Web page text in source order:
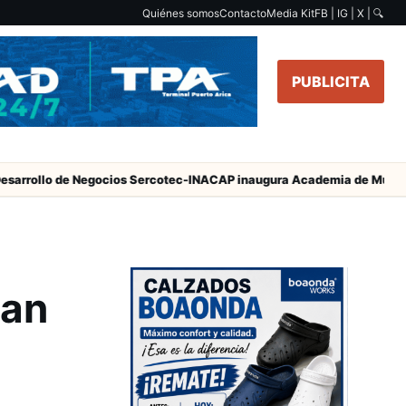
Quiénes somosContactoMedia KitFB | IG | X | 🔍
PUBLICITA
Negocios Sercotec-INACAP inaugura Academia de Mujeres